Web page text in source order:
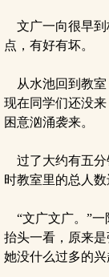
文广一向很早到
点，有好有坏。
从水池回到教室
现在同学们还没
困意汹涌袭来。
过了大约有五分
时教室里的总人数
“文广文广。”一
抬头一看，原来
她没什么过多的兴